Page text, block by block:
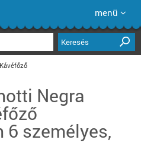
menü
Keresés
Kávéfőző
Negra
6 személyes,